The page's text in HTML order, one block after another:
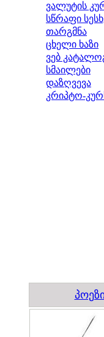
ვალუტის
სწრაფი
თარგმნა
ცხელი ხაზი
ვებ
სმაილები
დაზღვევა
კრიპტო-